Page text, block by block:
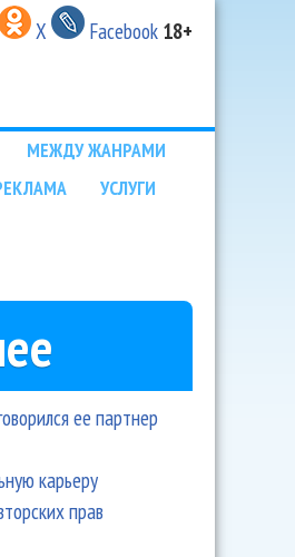
X Facebook 18+
МЕЖДУ ЖАНРАМИ
УСЛУГИ
ее партнер
карьеру
прав